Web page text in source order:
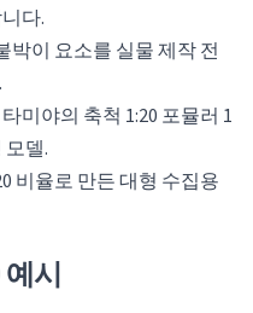
다.
박이 요소를 실물 제작 전
미야의 축척 1:20 포뮬러 1
델.
비율로 만든 대형 수집용
시